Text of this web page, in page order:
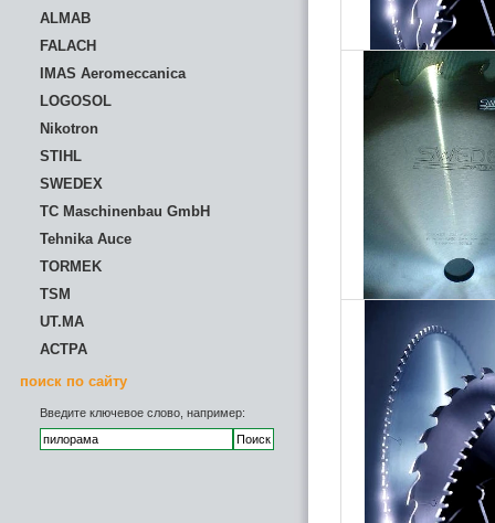
ALMAB
FALACH
IMAS Aeromeccanica
LOGOSOL
Nikotron
STIHL
SWEDEX
TC Maschinenbau GmbH
Tehnika Auce
TORMEK
TSM
UT.MA
АСТРА
поиск по сайту
Введите ключевое слово, например: